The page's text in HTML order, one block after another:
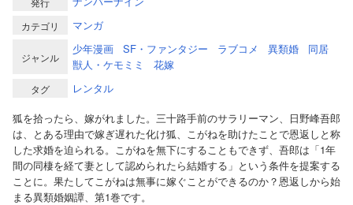
カテゴリ マンガ
ジャンル
少年漫画 SF・ファンタジー ラブコメ 異類婚
同居
獣人・ケモミミ
花嫁
タグ
レンタル
狐を拾ったら、嫁がれました。三十路手前のサラリーマン、日野峰吾郎
は、とある理由で嫁ぎ遅れた化け狐、こがねを助けたことで恩返しと称
した求婚を迫られる。こがねを無下にすることもできず、吾郎は「1年
間の同棲を経て妻として認められたら結婚する」という条件を提案する
ことに。果たしてこがねは無事に嫁ぐことができるのか？恩返しから始
まる異類婚姻譚、第1巻です。